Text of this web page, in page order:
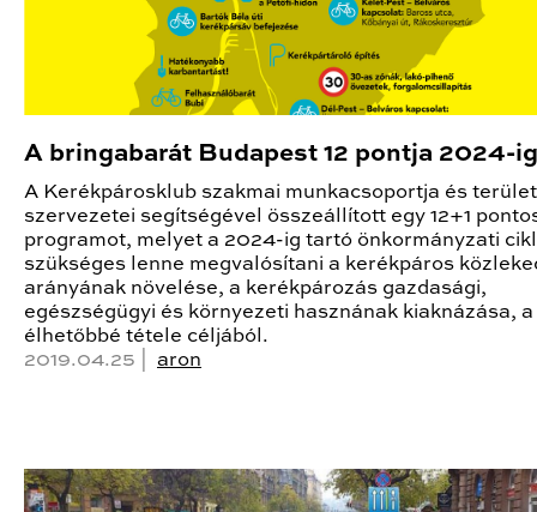
A bringabarát Budapest 12 pontja 2024-ig
A Kerékpárosklub szakmai munkacsoportja és
szervezetei segítségével összeállított egy 12+1
programot, melyet a 2024-ig tartó önkormányzati
szükséges lenne megvalósítani a kerékpáros
arányának növelése, a kerékpározás gazdasági,
egészségügyi és környezeti hasznának kiaknázása,
élhetőbbé tétele céljából.
2019.04.25 | aron